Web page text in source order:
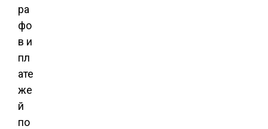
ра
фо
в и
пл
ате
же
й
по